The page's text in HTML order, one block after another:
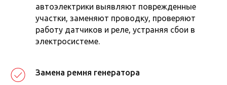
автоэлектрики выявляют поврежденные
участки, заменяют проводку, проверяют
работу датчиков и реле, устраняя сбои в
электросистеме.
Замена ремня генератора